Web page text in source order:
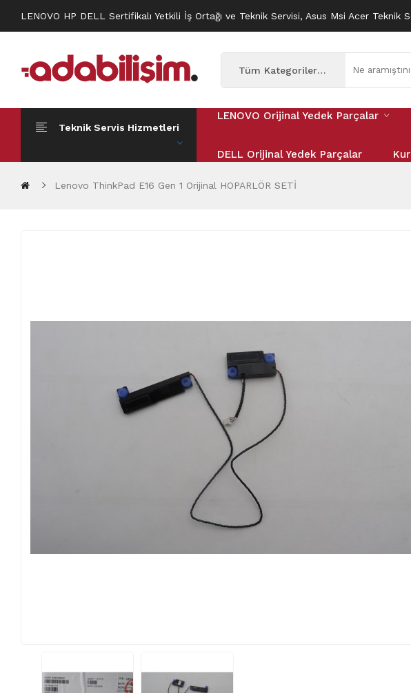
LENOVO HP DELL Sertifikalı Yetkili İş Ortağı ve Teknik Servisi, Asus Msi Acer Teknik
Tüm Kategoriler
Teknik Servis Hizmetleri
LENOVO Orijinal Yedek Parçalar
DELL Orijinal Yedek Parçalar
Lenovo ThinkPad E16 Gen 1 Orijinal HOPARLÖR SETİ